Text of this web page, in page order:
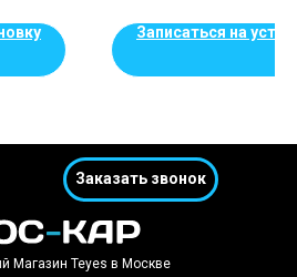
Записаться на
Заказать звонок
Магазин Teyes в Москве